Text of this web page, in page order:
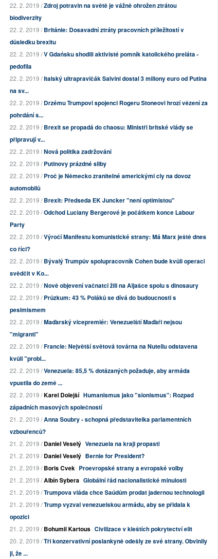
22. 2. 2019 /Zdroj potravin na světě je vážně ohrožen ztrátou
biodiverzity
22. 2. 2019 /Británie: Dosavadní ztráty pracovních příležitostí v
důsledku brexitu
22. 2. 2019 /V Gdańsku shodili aktivisté pomník katolického preláta -
pedofila
22. 2. 2019 /Italský ultrapravičák Salvini dostal 3 miliony euro od Putina
na sv...
22. 2. 2019 /Drzému Trumpovi spojenci Rogeru Stoneovi hrozí vězení za
pohrdání s...
22. 2. 2019 /Brexit se propadá do chaosu: Ministři britské vlády se
připravují v...
22. 2. 2019 /Nová politika zadržování
22. 2. 2019 /Putinovy prázdné sliby
22. 2. 2019 /Proč je Německo zranitelné americkými cly na dovoz
automobilů
22. 2. 2019 /Brexit: Předseda EK Juncker "není optimistou"
22. 2. 2019 /Odchod Luciany Bergerové je počátkem konce Labour
Party
22. 2. 2019 /Výročí Manifestu komunistické strany: Má Marx ještě dnes
co říci?
22. 2. 2019 /Bývalý Trumpův spolupracovník Cohen bude kvůli operaci
svědčit v Ko...
22. 2. 2019 /Nově objevení vačnatci žili na Aljašce spolu s dinosaury
22. 2. 2019 /Průzkum: 43 % Poláků se dívá do budoucnosti s
pesimismem
22. 2. 2019 /Maďarský vicepremiér: Venezuelští Maďaři nejsou
"migranti"
22. 2. 2019 /Francie: Největší světová továrna na Nutellu odstavena
kvůli "probl...
22. 2. 2019 /Venezuela: 85,5 % dotázaných požaduje, aby armáda
vpustila do země ...
22. 2. 2019 /Karel Dolejší Humanismus jako "sionismus": Rozpad
západních masových společností
21. 2. 2019 /Anna Soubry - schopná představitelka parlamentních
vzbouřenců?
21. 2. 2019 /Daniel Veselý Venezuela na kraji propasti
21. 2. 2019 /Daniel Veselý Bernie for President?
21. 2. 2019 /Boris Cvek Proevropské strany a evropské volby
21. 2. 2019 /Albín Sybera Globální řád nacionalistické minulosti
21. 2. 2019 /Trumpova vláda chce Saúdům prodat jadernou technologii
21. 2. 2019 /Trump vyzval venezuelskou armádu, aby se přidala k
opozici
21. 2. 2019 /Bohumil Kartous Civilizace v kleštích pokrytectví elit
20. 2. 2019 /Tři konzervativní poslankyně odešly ze své strany. Obvinily
ji, že ...